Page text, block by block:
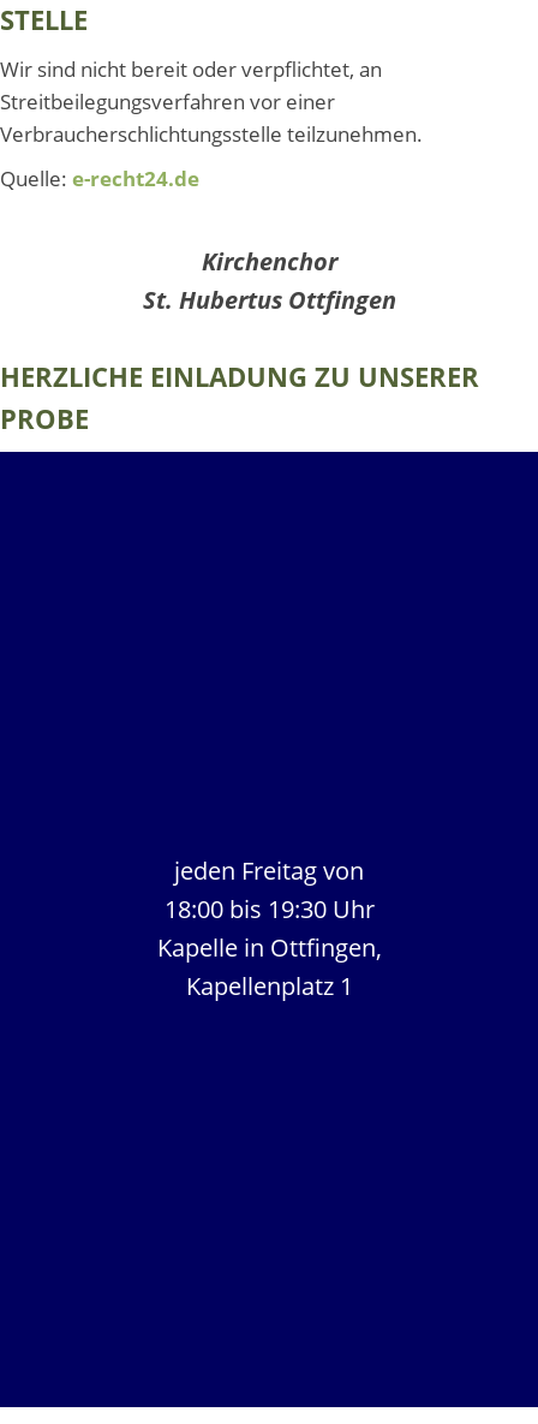
STELLE
Wir sind nicht bereit oder verpflichtet, an
Streitbeilegungsverfahren vor einer
Verbraucherschlichtungsstelle teilzunehmen.
Quelle: e-recht24.de
Kirchenchor
St. Hubertus Ottfingen
HERZLICHE EINLADUNG ZU UNSERER
PROBE
jeden Freitag von
18:00 bis 19:30 Uhr
Kapelle in Ottfingen,
Kapellenplatz 1